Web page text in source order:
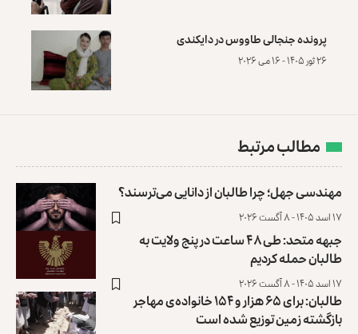
پرونده‌ جنجالی طاووس در دایکندی
۲۶ ثور ۱۴۰۵ - ۱۶ می ۲۰۲۶
مطالب مرتبط
مهندسی جهل؛ چرا طالبان از دانایی می‌ترسند؟
۱۷ اسد ۱۴۰۵ - ۸ آگست ۲۰۲۶
جبهه متحد: طی ۴۸ ساعت در پنج ولایت به
طالبان حمله کردیم
۱۷ اسد ۱۴۰۵ - ۸ آگست ۲۰۲۶
طالبان: برای ۶۵ هزار و ۱۵۴ خانواده‌ی مهاجر
بازگشته زمین توزیع ‏شده است